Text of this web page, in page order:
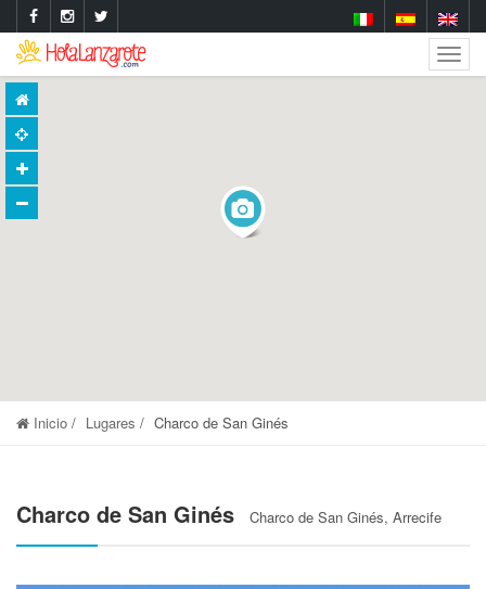
Inicio Lugares Charco de San Ginés
Charco de San Ginés Charco de San Ginés, Arrecife